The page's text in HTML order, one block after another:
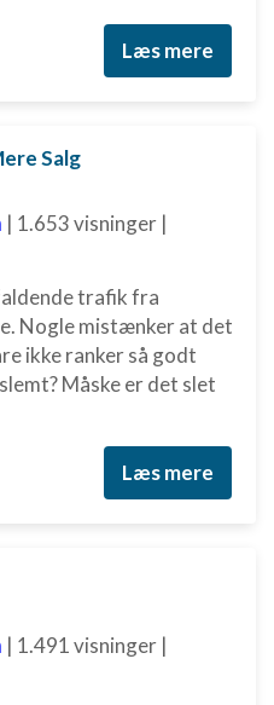
Læs mere
Salg
| 1.653 visninger |
trafik fra
Nogle mistænker at det
ikke ranker så godt
Måske er det slet
Læs mere
| 1.491 visninger |